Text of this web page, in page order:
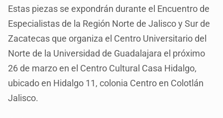
Estas piezas se expondrán durante el Encuentro de
Especialistas de la Región Norte de Jalisco y Sur de
Zacatecas que organiza el Centro Universitario del
Norte de la Universidad de Guadalajara el próximo
26 de marzo en el Centro Cultural Casa Hidalgo,
ubicado en Hidalgo 11, colonia Centro en Colotlán
Jalisco.